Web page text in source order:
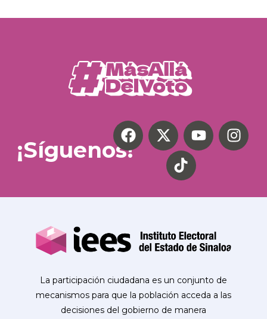
¡Síguenos!
La participación ciudadana es un conjunto de
mecanismos para que la población acceda a las
decisiones del gobierno de manera